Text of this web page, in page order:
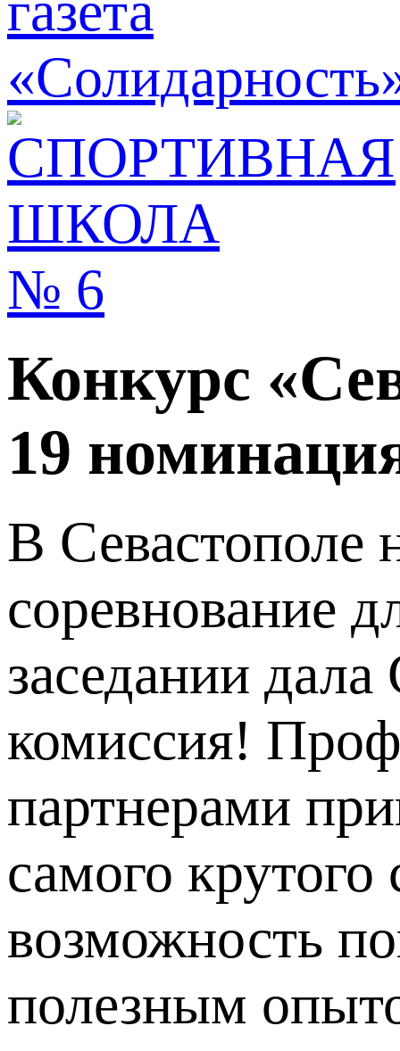
Конкурс
19
В Севастополе
соревнование
заседании дала
комиссия!
партнерами
самого
возможность
полезным